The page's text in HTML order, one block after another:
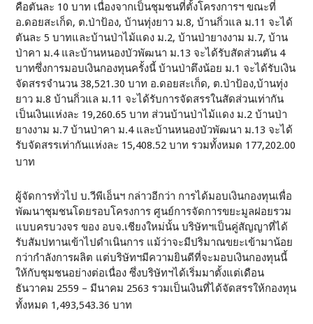
คือตันละ 10 บาท เนื่องจากเป็นชุมชนที่ตั้งโครงการฯ ขณะที่
อ.ดอยสะเก็ด, ต.ป่าป้อง, บ้านทุ่งยาว ม.8, บ้านกิ่วแล ม.11 จะได้
ตันละ 5 บาทและบ้านป่าไม้แดง ม.2, บ้านป่ายางงาม ม.7, บ้าน
ป่าคา ม.4 และบ้านหนองบัวพัฒนา ม.13 จะได้รับสัดส่วนตัน 4
บาทซึ่งการมอบเงินกองทุนครั้งนี้ บ้านป่าตึงน้อย ม.1 จะได้รับเงิน
จัดสรรจำนวน 38,521.30 บาท อ.ดอยสะเก็ด, ต.ป่าป้อง,บ้านทุ่ง
ยาว ม.8 บ้านกิ่วแล ม.11 จะได้รับการจัดสรรในสัดส่วนเท่ากัน
เป็นเงินแห่งละ 19,260.65 บาท ส่วนบ้านป่าไม้แดง ม.2 บ้านป่า
ยางงาม ม.7 บ้านป่าคา ม.4 และบ้านหนองบัวพัฒนา ม.13 จะได้
รับจัดสรรเท่ากันแห่งละ 15,408.52 บาท รวมทั้งหมด 177,202.00
บาท
ผู้จัดการทั่วไป บ.วีพีเอ็นฯ กล่าวอีกว่า การได้มอบเงินกองทุนเพื่อ
พัฒนาชุมชนโดยรอบโครงการ ศูนย์การจัดการขยะมูลฝอยรวม
แบบครบวงจร ของ อบจ.เชียงใหม่นั้น บริษัทฯเป็นคู่สัญญาที่ได้
รับสัมปทานเข้าไปดำเนินการ แม้ว่าจะมีปริมาณขยะเข้ามาน้อย
กว่ากำลังการผลิต แต่บริษัทฯมีความยินดีที่จะมอบเงินกองทุนนี้
ให้กับชุมชนอย่างต่อเนื่อง ซึ่งบริษัทฯได้เริ่มมาตั้งแต่เดือน
ธันวาคม 2559 – มีนาคม 2563 รวมเป็นเงินที่ได้จัดสรรให้กองทุน
ทั้งหมด 1,493,543.36 บาท